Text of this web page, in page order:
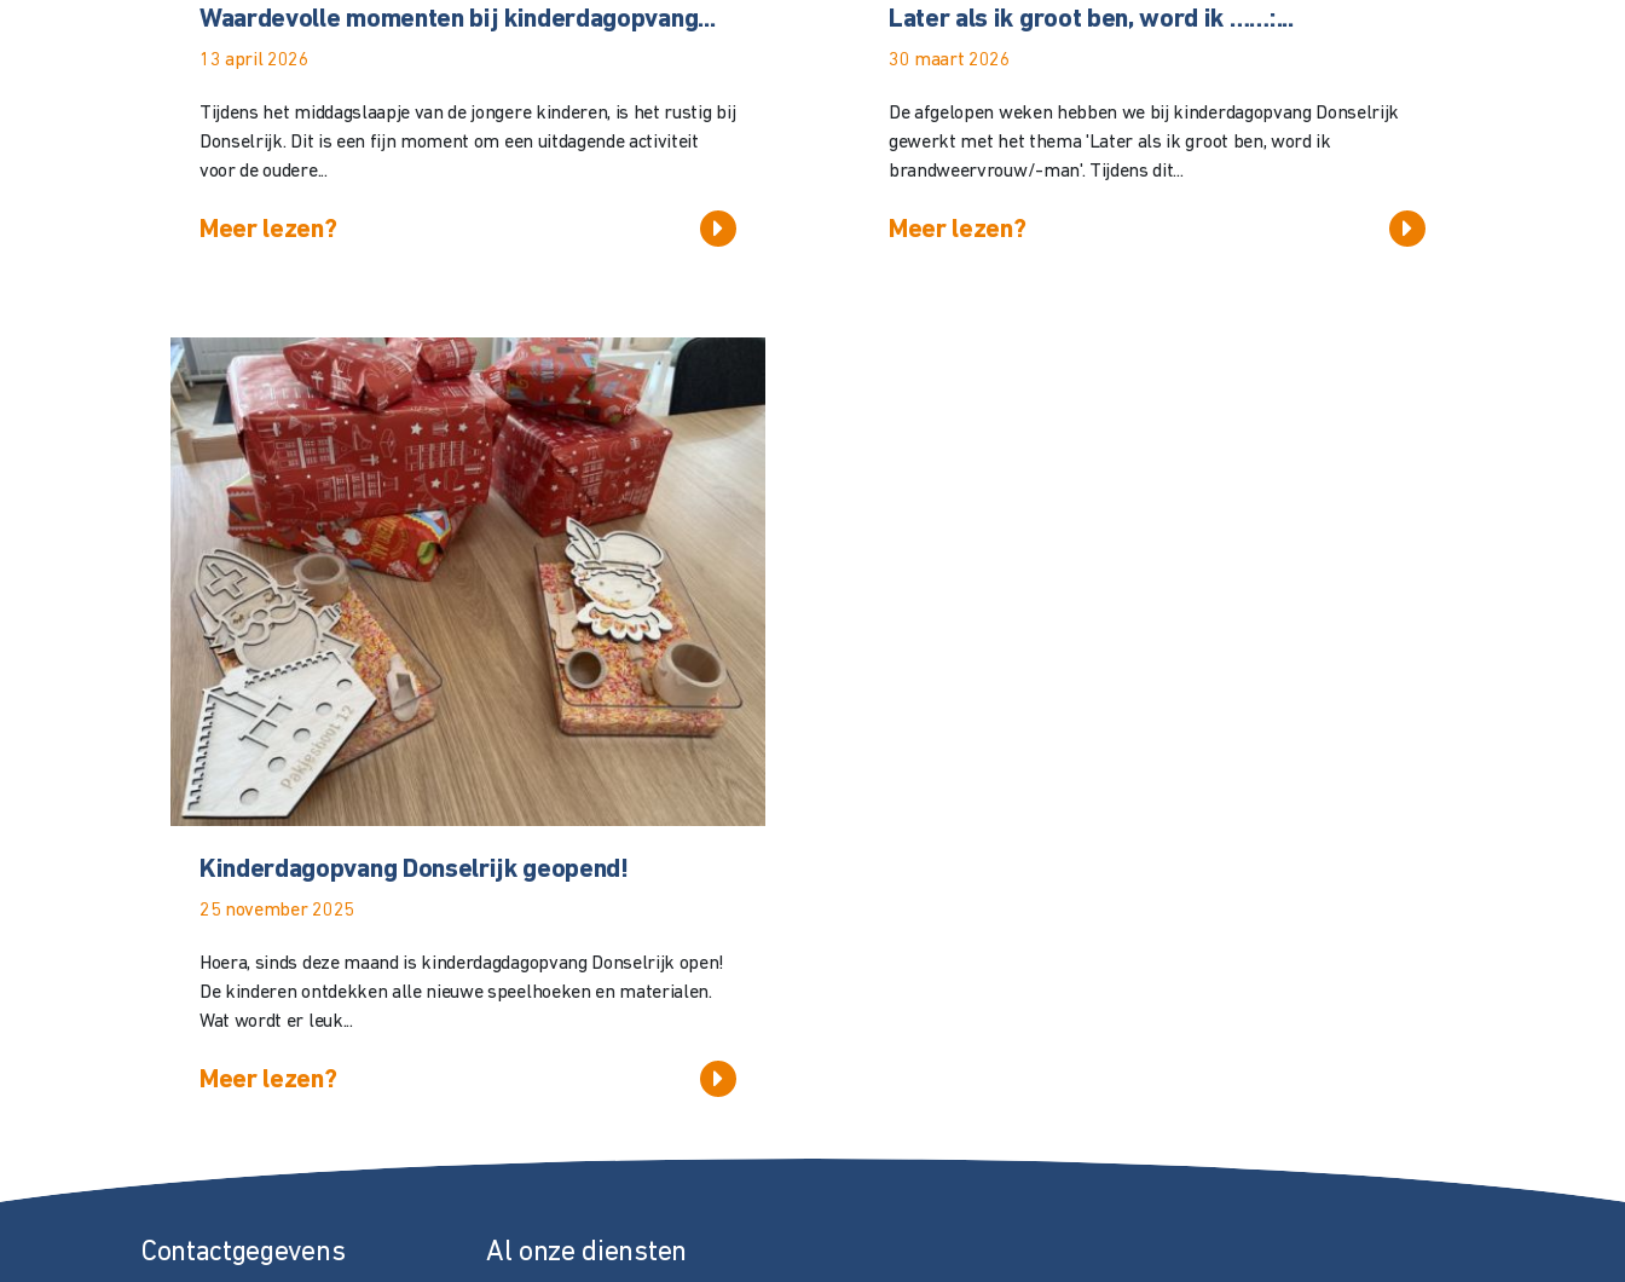
Waardevolle momenten bij kinderdagopvang...
13 april 2026
Tijdens het middagslaapje van de jongere kinderen, is het rustig bij
Donselrijk. Dit is een fijn moment om een uitdagende activiteit
voor de oudere...
Meer lezen?
Later als ik groot ben, word ik ……:...
30 maart 2026
De afgelopen weken hebben we bij kinderdagopvang Donselrijk
gewerkt met het thema 'Later als ik groot ben, word ik
brandweervrouw/-man'. Tijdens dit...
Meer lezen?
Kinderdagopvang Donselrijk geopend!
25 november 2025
Hoera, sinds deze maand is kinderdagdagopvang Donselrijk open!
De kinderen ontdekken alle nieuwe speelhoeken en materialen.
Wat wordt er leuk...
Meer lezen?
Contactgegevens Al onze diensten